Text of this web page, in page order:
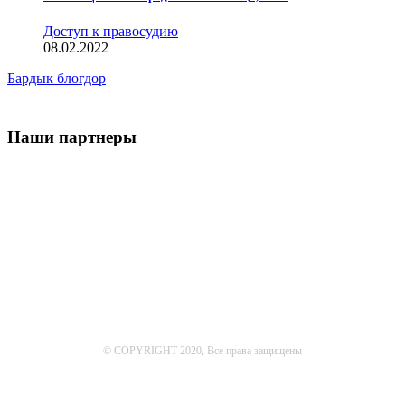
Доступ к правосудию
08.02.2022
Бардык блогдор
Наши партнеры
© COPYRIGHT 2020, Все права защищены